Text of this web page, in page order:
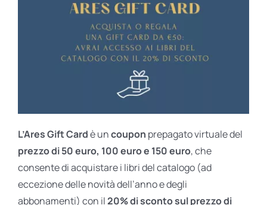
L’Ares Gift Cardè uncoupon prepagato virtuale del
prezzo di 50 euro, 100 euro e 150 euro, che
consente di acquistare i libri del catalogo (ad
eccezione delle novità dell’anno e degli
abbonamenti) con il20% di sconto sul prezzo di